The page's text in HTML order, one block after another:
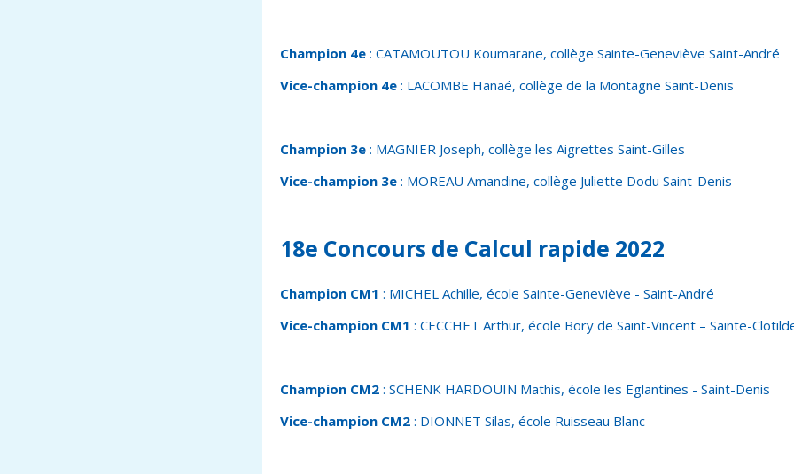
Champion 4e: CATAMOUTOU Koumarane, collège Sainte-Geneviève Saint-André
Vice-champion 4e: LACOMBE Hanaé, collège de la Montagne Saint-Denis
Champion 3e: MAGNIER Joseph, collège les Aigrettes Saint-Gilles
Vice-champion 3e: MOREAU Amandine, collège Juliette Dodu Saint-Denis
18e Concours de Calcul rapide 2022
Champion CM1 : MICHEL Achille, école Sainte-Geneviève - Saint-André
Vice-champion CM1 : CECCHET Arthur, école Bory de Saint-Vincent – Sainte-
Champion CM2: SCHENK HARDOUIN Mathis, école les Eglantines - Saint-Denis
Vice-champion CM2: DIONNET Silas, école Ruisseau Blanc